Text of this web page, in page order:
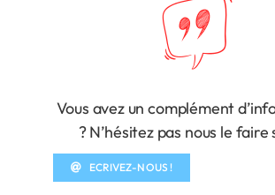
Vous avez un complément
? N’hésitez pas nous le faire
ECRIVEZ-NOUS !